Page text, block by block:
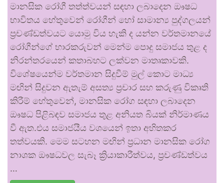
මානසික රෝගී තත්ත්වයන් සඳහා ලබාදෙන ඖෂධ
භාවිතය හේතුවෙන් රෝගීන් හෝ සාමාන්‍ය පුද්ගලයන්
ප්‍රචණ්ඩත්වයට යොමු විය හැකි ද යන්න වර්තමානයේ
රෝගීන්ගේ භාරකරුවන් මෙන්ම පොදු සමාජය තුළ ද
නිරන්තරයෙන් කතාබහට ලක්වන මාතෘකාවකි.
විශේෂයෙන්ම වර්තමාන සිදුවීම් මුල් කොට මාධ්‍ය
මඟින් සිදුවන ඇතැම් අසත්‍ය ප්‍රචාර සහ කරුණු විකෘති
කිරීම් හේතුවෙන්, මානසික රෝග සඳහා ලබාදෙන
ඖෂධ පිළිබඳව සමාජය තුළ අනියත බියක් නිර්මාණය
වී ඇත.එය සමාජයීය වශයෙන් ඉතා අහිතකර
තත්වයකි. මෙම සටහන මඟින් ප්‍රධාන මානසික රෝග
නාශක ඖෂධවල සැබෑ ක්‍රියාකාරීත්වය, ප්‍රචණ්ඩත්වය
…